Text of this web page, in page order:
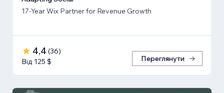
17-Year Wix Partner for Revenue Growth
4,4 (36)
Від 125 $
Переглянути